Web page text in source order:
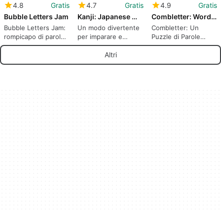
4.8
Gratis
Bubble Letters Jam
Bubble Letters Jam:
rompicapo di parole
rilassante con bolle
4.7
Gratis
Kanji: Japanese Word Search
Un modo divertente
per imparare e
praticare i kanji
4.9
Gratis
Combletter: Word Puzzle
Combletter: Un
Puzzle di Parole
Avvincente
Altri